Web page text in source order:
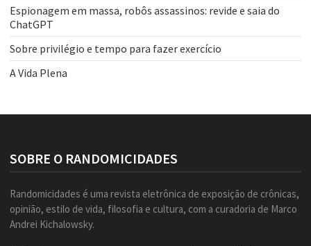
Espionagem em massa, robôs assassinos: revide e saia do
ChatGPT
Sobre privilégio e tempo para fazer exercício
A Vida Plena
SOBRE O RANDOMICIDADES
Randomicidades é uma revista eletrônica de exposição de crônicas,
opinião, estilo de vida, filosofia e cultura, com a curadoria de Marco
Andrei Kichalowsky.